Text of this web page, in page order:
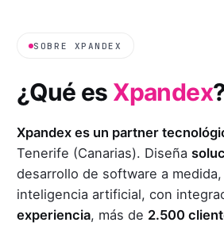
SOBRE XPANDEX
¿Qué es Xpandex
Xpandex es un partner
Tenerife (Canarias). Diseña
desarrollo de software a
inteligencia artificial, con
experiencia, más de 2.500